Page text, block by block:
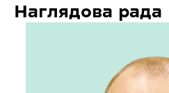
Наглядова рада